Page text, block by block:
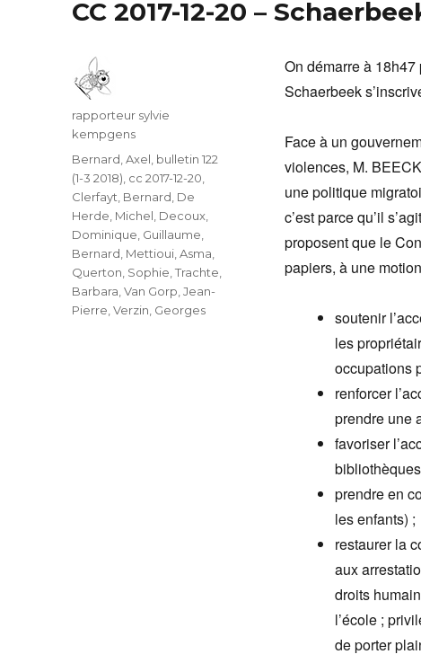
CC 2017-12-20 –
On démarre à
Schaerbeek
Face à un
violences, M.
une politique
c’est parce qu’il
proposent que le
papiers, à une
soutenir
les
occupations
renforcer
prendre une
favoriser
prendre en
les enfants) ;
restaurer la
aux
droits
l’école ;
de porter
Auteur
rapporteur sylvie
kempgens
Catégories
Bernard, Axel bulletin 122
(1-3 2018) cc 2017-12-20
Clerfayt, Bernard De
Herde, Michel Decoux,
Dominique Guillaume,
Bernard Mettioui, Asma
Querton, Sophie ,Trachte,
Barbara ,Van Gorp, Jean-
Pierre ,Verzin, Georges